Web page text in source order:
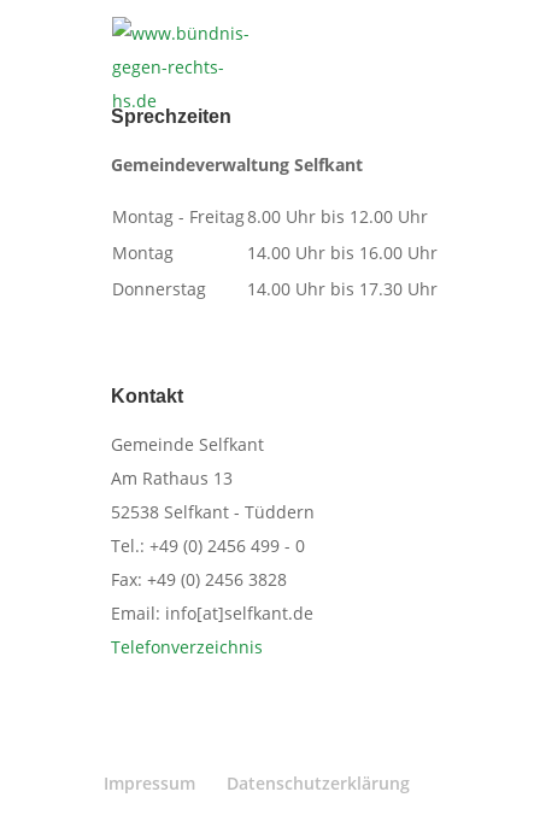
Sprechzeiten
Gemeindeverwaltung Selfkant
Montag - Freitag8.00 Uhr bis 12.00 Uhr
Montag
14.00 Uhr bis 16.00 Uhr
Donnerstag
14.00 Uhr bis 17.30 Uhr
Kontakt
​Gemeinde Selfkant
Am Rathaus 13
52538 Selfkant - Tüddern
Tel.: +49 (0) 2456 499 - 0
Fax: +49 (0) 2456 3828
Email: info[at]selfkant.de
Telefonverzeichnis
Impressum Datenschutzerklärung